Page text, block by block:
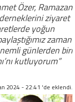
Özer, Ramazan
ziyaret
yoğun
zaman
günlerden biri
kutluyorum”
2024 - 22:41 'de eklendi.